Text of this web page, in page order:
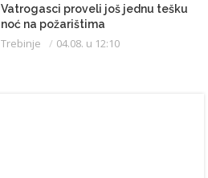
Vatrogasci proveli još jednu tešku
noć na požarištima
Trebinje 04.08. u 12:10